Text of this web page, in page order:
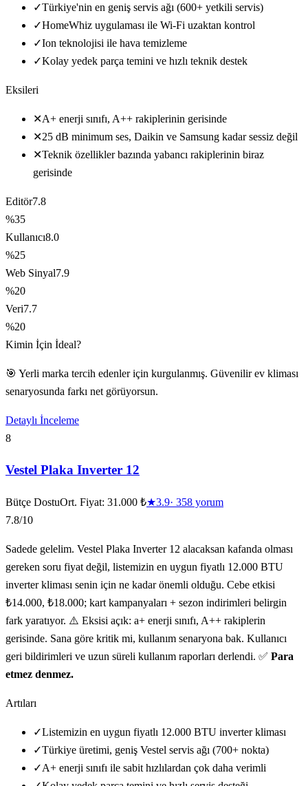
✓Türkiye'nin en geniş servis ağı (600+ yetkili servis)
✓HomeWhiz uygulaması ile Wi-Fi uzaktan kontrol
✓Ion teknolojisi ile hava temizleme
✓Kolay yedek parça temini ve hızlı teknik destek
Eksileri
✕A+ enerji sınıfı, A++ rakiplerinin gerisinde
✕25 dB minimum ses, Daikin ve Samsung kadar sessiz değil
✕Teknik özellikler bazında yabancı rakiplerinin biraz
gerisinde
Editör7.8
%35
Kullanıcı8.0
%25
Web Sinyal7.9
%20
Veri7.7
%20
Kimin İçin İdeal?
🎯 Yerli marka tercih edenler için kurgulanmış. Güvenilir ev kliması
senaryosunda farkı net görüyorsun.
Detaylı İnceleme
8
Vestel Plaka Inverter 12
Bütçe DostuOrt. Fiyat: 31.000 ₺★3.9· 358 yorum
7.8/10
Sadede gelelim. Vestel Plaka Inverter 12 alacaksan kafanda olması
gereken soru fiyat değil, listemizin en uygun fiyatlı 12.000 BTU
inverter kliması senin için ne kadar önemli olduğu. Cebe etkisi
₺14.000, ₺18.000; kart kampanyaları + sezon indirimleri belirgin
fark yaratıyor. ⚠️ Eksisi açık: a+ enerji sınıfı, A++ rakiplerin
gerisinde. Sana göre kritik mi, kullanım senaryona bak. Kullanıcı
geri bildirimleri ve uzun süreli kullanım raporları derlendi. ✅ Para
etmez denmez.
Artıları
✓Listemizin en uygun fiyatlı 12.000 BTU inverter kliması
✓Türkiye üretimi, geniş Vestel servis ağı (700+ nokta)
✓A+ enerji sınıfı ile sabit hızlılardan çok daha verimli